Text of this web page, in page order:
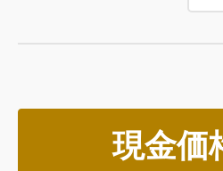
現金価